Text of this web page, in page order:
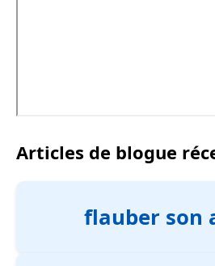
Articles de blogue
flauber son